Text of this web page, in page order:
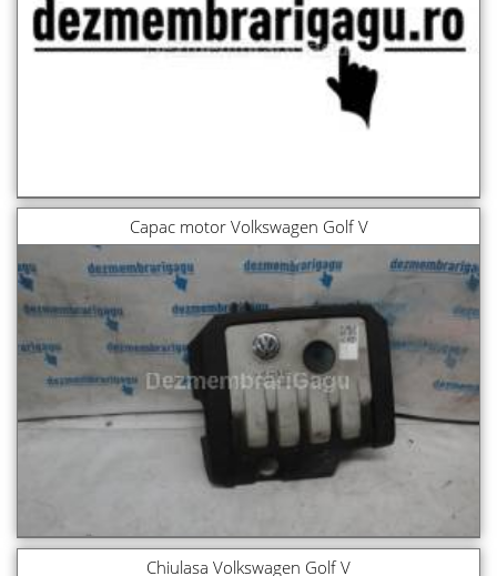
Capac motor Volkswagen Golf V
Chiulasa Volkswagen Golf V